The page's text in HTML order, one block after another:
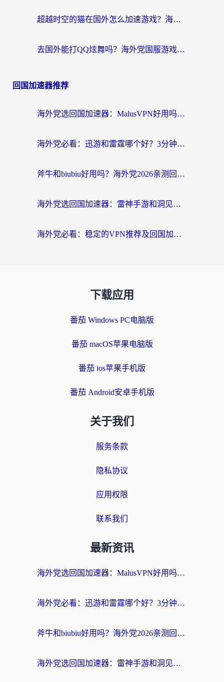
超越时空的猫在国外怎么加速游戏？海外玩家国服畅玩终极指南
去国外能打QQ炫舞吗？海外党国服游戏不卡顿的终极指南
回国加速器推荐
海外党选回国加速器：MalusVPN好用吗？和快帆VPN哪个好？附真实对比与避坑指南
海外党必看：迅游和雷霆哪个好？3分钟教你选对回国加速器，无缝刷国内剧玩手游
斧牛和biubiu好用吗？海外党2026亲测回国加速器指南，附番茄加速器深度体验
海外党选回国加速器：雷神手游和洞见哪个好？附iPhone免费VPN推荐及ChickCNUfunR实测
海外党必看：稳定的VPN推荐及回国加速器选择全攻略——告别地域限制，轻松刷国内资源
下载应用
番茄 Windows PC电脑版
番茄 macOS苹果电脑版
番茄 ios苹果手机版
番茄 Android安卓手机版
关于我们
服务条款
隐私协议
应用权限
联系我们
最新资讯
海外党选回国加速器：MalusVPN好用吗？和快帆VPN哪个好？附真实对比与避坑指南
海外党必看：迅游和雷霆哪个好？3分钟教你选对回国加速器，无缝刷国内剧玩手游
斧牛和biubiu好用吗？海外党2026亲测回国加速器指南，附番茄加速器深度体验
海外党选回国加速器：雷神手游和洞见哪个好？附iPhone免费VPN推荐及ChickCNUfunR实测